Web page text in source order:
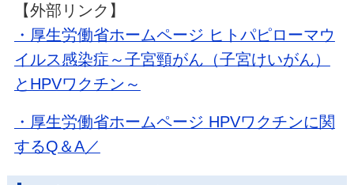
【外部リンク】
・厚生労働省ホームページ ヒトパピローマウ
イルス感染症～子宮頸がん（子宮けいがん）
とHPVワクチン～
・厚生労働省ホームページ HPVワクチンに関
するQ＆A／